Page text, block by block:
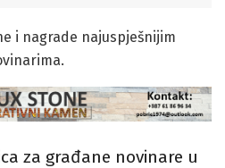
i nagrade najuspješnijim
za građane novinare u